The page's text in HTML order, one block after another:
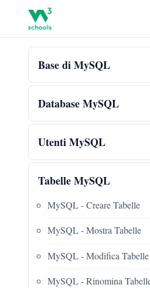
Base di MySQL
Database MySQL
Utenti MySQL
Tabelle MySQL
MySQL - Creare Tabelle
MySQL - Mostra Tabelle
MySQL - Modifica Tabelle
MySQL - Rinomina